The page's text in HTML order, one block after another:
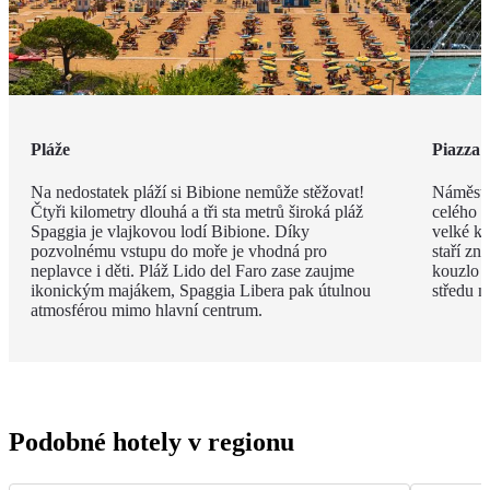
Pláže
Na nedostatek pláží si Bibione nemůže stěžovat!
Čtyři kilometry dlouhá a tři sta metrů široká pláž
Spaggia je vlajkovou lodí Bibione. Díky
pozvolnému vstupu do moře je vhodná pro
neplavce i děti. Pláž Lido del Faro zase zaujme
ikonickým majákem, Spaggia Libera pak útulnou
atmosférou mimo hlavní centrum.
Piazza
celého
velké
staří
kouzlo
středu
Podobné hotely v regionu